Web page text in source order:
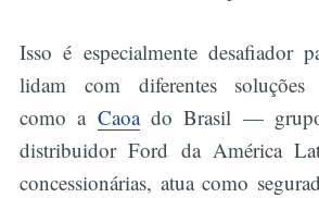
Isso é especialmente desafiador
lidam com diferentes soluções
como a Caoado Brasil —
distribuidor Ford da América
concessionárias, atua como